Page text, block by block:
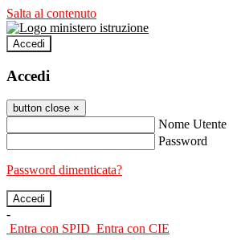
Salta al contenuto
Accedi
Accedi
button close ×
Nome Utente
Password
Password dimenticata?
-
Entra con SPID Entra con CIE